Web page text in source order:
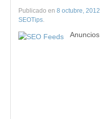
Publicado en 8 octubre, 2012
SEOTips.
Anuncios